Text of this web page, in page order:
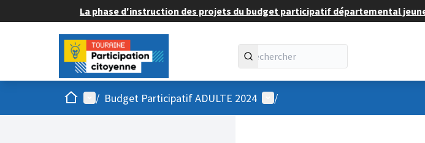
La phase d'instruction des projets du budget participatif départemental
AccueilMenu principal
/ Budget Participatif ADULTE 2024 Menu utilisateur
/